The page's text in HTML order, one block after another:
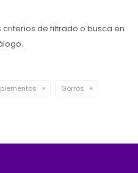
de filtrado o busca en
Gorros